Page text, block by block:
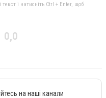
і натисніть Ctrl + Enter, щоб
0,0
на наші канали